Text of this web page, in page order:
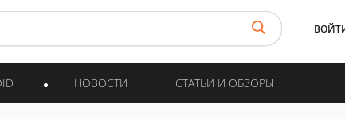
НОВОСТИ СТАТЬИ И ОБЗОРЫ